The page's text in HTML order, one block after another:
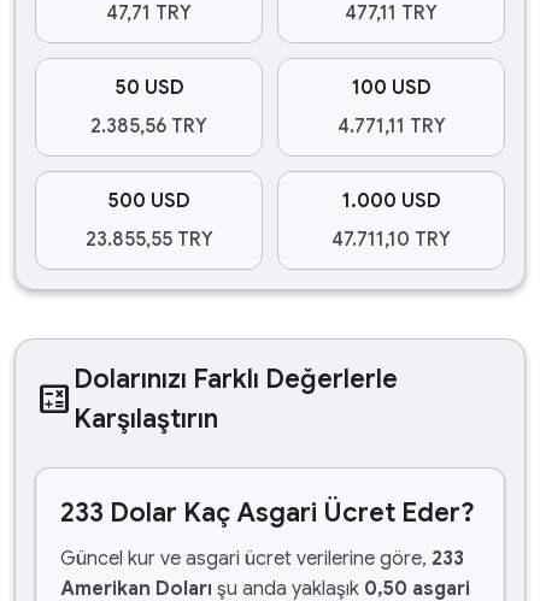
47,71 TRY
477,11 TRY
50 USD
2.385,56 TRY
100 USD
4.771,11 TRY
500 USD
23.855,55 TRY
1.000 USD
47.711,10 TRY
calculate Dolarınızı Farklı Değerlerle
Karşılaştırın
233 Dolar Kaç Asgari Ücret Eder?
Güncel kur ve asgari ücret verilerine göre, 233
Amerikan Doları şu anda yaklaşık 0,50 asgari